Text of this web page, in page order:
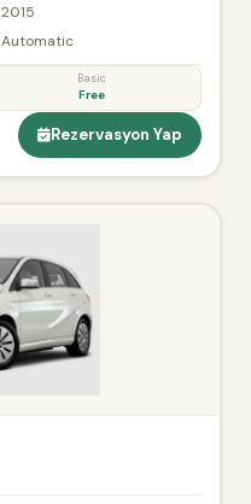
2015
Automatic
Basic
Free
Rezervasyon Yap